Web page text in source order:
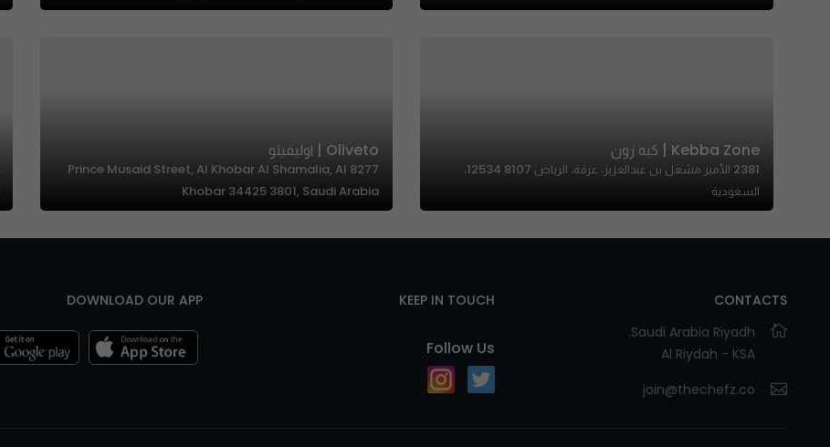
Kebba Zone | كبه زون
2381 الأمير مشعل بن عبدالعزيز، عرقة، الرياض 12534 8107،
السعودية
Oliveto | اوليفيتو
8277 Prince Musaid Street, Al Khobar Al Shamalia, Al
Khobar 34425 3801, Saudi Arabia
CONTACTS
Saudi Arabia Riyadh.
Al Riydah - KSA
join@thechefz.co
KEEP IN TOUCH
Follow Us
DOWNLOAD OUR APP